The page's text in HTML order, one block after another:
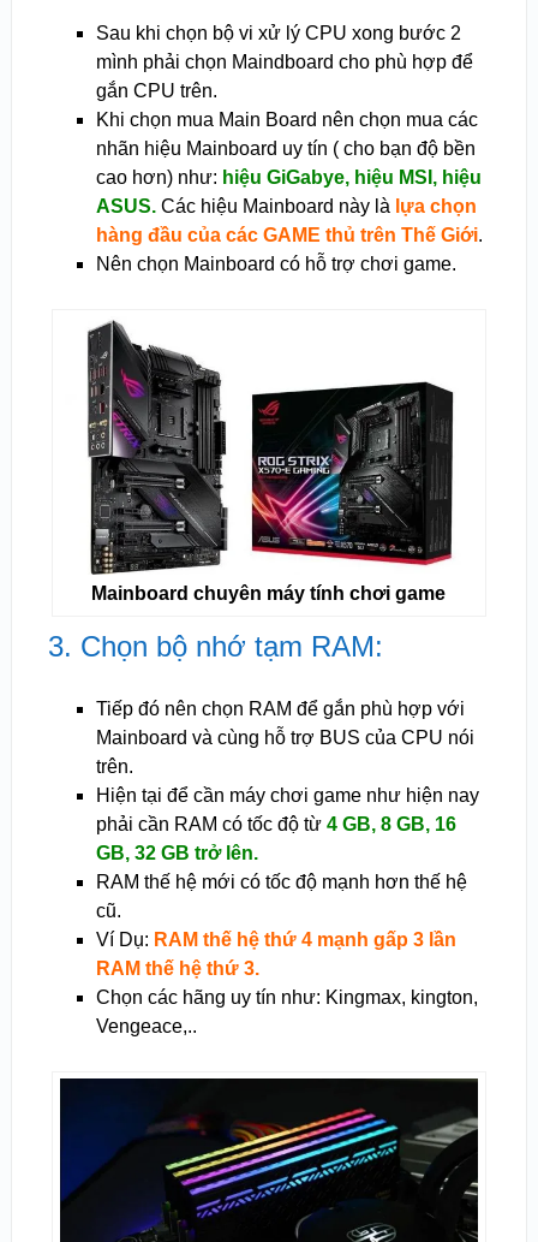
Sau khi chọn bộ vi xử lý CPU xong bước 2
mình phải chọn Maindboard cho phù hợp để
gắn CPU trên.
Khi chọn mua Main Board nên chọn mua các
nhãn hiệu Mainboard uy tín ( cho bạn độ bền
cao hơn) như: hiệu GiGabye, hiệu MSI, hiệu
ASUS. Các hiệu Mainboard này là lựa chọn
hàng đầu của các GAME thủ trên Thế Giới.
Nên chọn Mainboard có hỗ trợ chơi game.
Mainboard chuyên máy tính chơi game
3. Chọn bộ nhớ tạm RAM:
Tiếp đó nên chọn RAM để gắn phù hợp với
Mainboard và cùng hỗ trợ BUS của CPU nói
trên.
Hiện tại để cần máy chơi game như hiện nay
phải cần RAM có tốc độ từ 4 GB, 8 GB, 16
GB, 32 GB trở lên.
RAM thế hệ mới có tốc độ mạnh hơn thế hệ
cũ.
Ví Dụ: RAM thế hệ thứ 4 mạnh gấp 3 lần
RAM thế hệ thứ 3.
Chọn các hãng uy tín như: Kingmax, kington,
Vengeace,..